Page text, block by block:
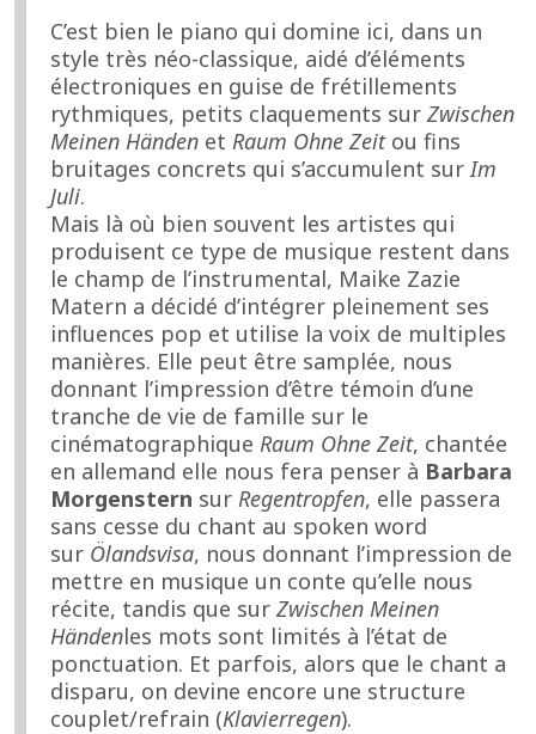
C’est bien le piano qui domine ici, dans un
style très néo-classique, aidé d’éléments
électroniques en guise de frétillements
rythmiques, petits claquements sur Zwischen
Meinen Händen et Raum Ohne Zeitou fins
bruitages concrets qui s’accumulent sur Im
Juli.
Mais là où bien souvent les artistes qui
produisent ce type de musique restent dans
le champ de l’instrumental, Maike Zazie
Matern a décidé d’intégrer pleinement ses
influences pop et utilise la voix de multiples
manières. Elle peut être samplée, nous
donnant l’impression d’être témoin d’une
tranche de vie de famille sur le
cinématographique Raum Ohne Zeit, chantée
en allemand elle nous fera penser à Barbara
Morgenstern sur Regentropfen, elle passera
sans cesse du chant au spoken word
sur Ölandsvisa, nous donnant l’impression de
mettre en musique un conte qu’elle nous
récite, tandis que sur Zwischen Meinen
Händenles mots sont limités à l’état de
ponctuation. Et parfois, alors que le chant a
disparu, on devine encore une structure
couplet/refrain (Klavierregen).